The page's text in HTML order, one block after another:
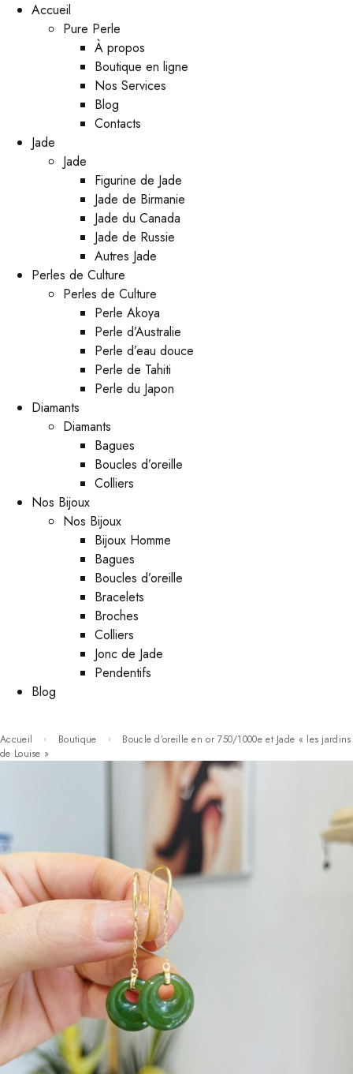
Accueil
Pure Perle
À propos
Boutique en ligne
Nos Services
Blog
Contacts
Jade
Jade
Figurine de Jade
Jade de Birmanie
Jade du Canada
Jade de Russie
Autres Jade
Perles de Culture
Perles de Culture
Perle Akoya
Perle d’Australie
Perle d’eau douce
Perle de Tahiti
Perle du Japon
Diamants
Diamants
Bagues
Boucles d’oreille
Colliers
Nos Bijoux
Nos Bijoux
Bijoux Homme
Bagues
Boucles d’oreille
Bracelets
Broches
Colliers
Jonc de Jade
Pendentifs
Blog
Accueil Boutique
Boucle d’oreille en or 750/1000e et Jade « les jardins
de Louise »